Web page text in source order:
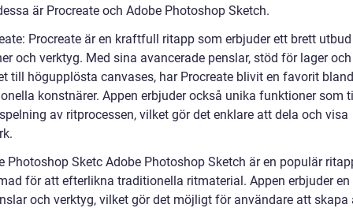
är Procreate och Adobe Photoshop Sketch.
Procreate är en kraftfull ritapp som erbjuder ett brett
och verktyg. Med sina avancerade penslar, stöd för lager och
till högupplösta canvases, har Procreate blivit en favorit bland
konstnärer. Appen erbjuder också unika funktioner som
av ritprocessen, vilket gör det enklare att dela och visa
Photoshop Sketc Adobe Photoshop Sketch är en populär
för att efterlikna traditionella ritmaterial. Appen erbjuder
och verktyg, vilket gör det möjligt för användare att